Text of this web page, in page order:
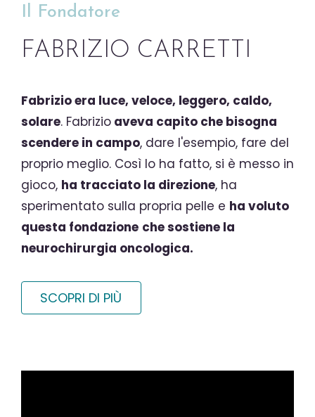
Il Fondatore
FABRIZIO CARRETTI
Fabrizio era luce, veloce, leggero, caldo,
solare. Fabrizio aveva capito che bisogna
scendere in campo, dare l'esempio, fare del
proprio meglio. Così lo ha fatto, si è messo in
gioco, ha tracciato la direzione, ha
sperimentato sulla propria pelle e ha voluto
questa fondazione che sostiene la
neurochirurgia oncologica.
SCOPRI DI PIÙ